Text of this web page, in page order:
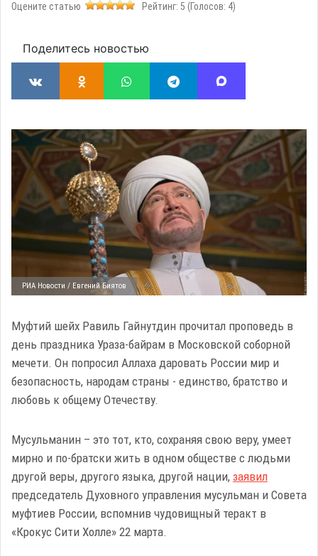
Оцените статью
Рейтинг: 5 (Голосов: 4)
Поделитесь новостью
РИА Новости / Евгений Биятов
Муфтий шейх Равиль Гайнутдин прочитал проповедь в
день праздника Ураза-байрам в Московской соборной
мечети. Он попросил Аллаха даровать России мир и
безопасность, народам страны - единство, братство и
любовь к общему Отечеству.
Мусульманин – это тот, кто, сохраняя свою веру, умеет
мирно и по-братски жить в одном обществе с людьми
другой веры, другого языка, другой нации, заявил
председатель Духовного управления мусульман и Совета
муфтиев России, вспомнив чудовищный теракт в
«Крокус Сити Холле» 22 марта.